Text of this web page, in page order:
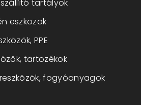
tartályok
eszközök
PPE
tartozékok
fogyóanyagok